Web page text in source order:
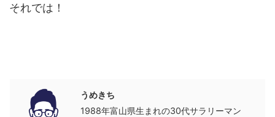
それでは！
うめきち
1988年富山県生まれの30代サラリーマン